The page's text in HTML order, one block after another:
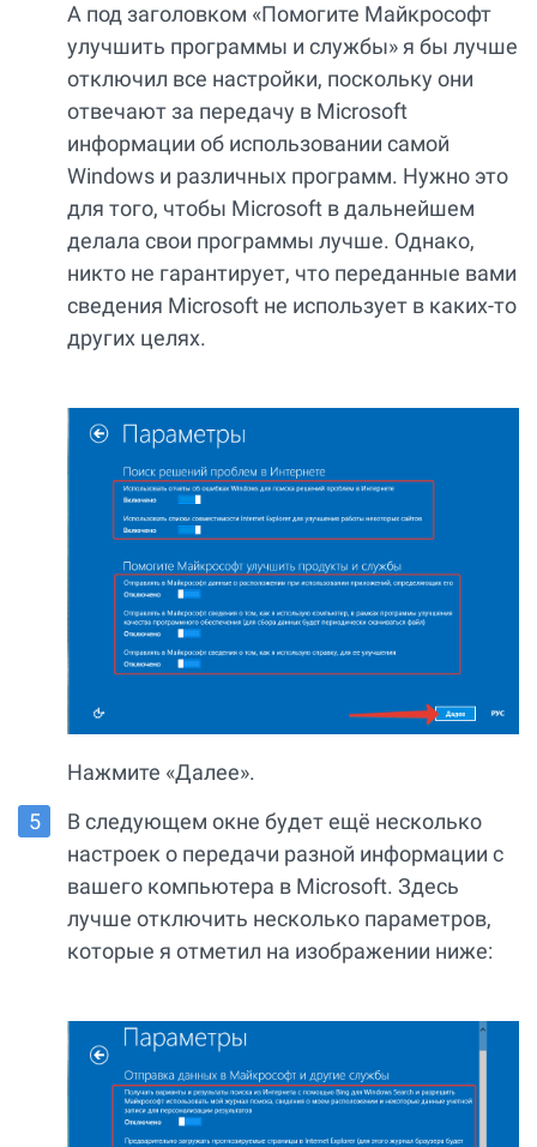
А под заголовком «Помогите Майкрософт
улучшить программы и службы» я бы лучше
отключил все настройки, поскольку они
отвечают за передачу в Microsoft
информации об использовании самой
Windows и различных программ. Нужно это
для того, чтобы Microsoft в дальнейшем
делала свои программы лучше. Однако,
никто не гарантирует, что переданные вами
сведения Microsoft не использует в каких-то
других целях.
Нажмите «Далее».
В следующем окне будет ещё несколько
настроек о передачи разной информации с
вашего компьютера в Microsoft. Здесь
лучше отключить несколько параметров,
которые я отметил на изображении ниже: